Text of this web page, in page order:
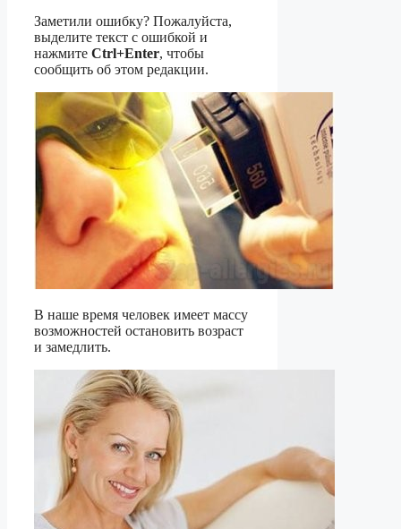
Заметили ошибку? Пожалуйста,
выделите текст с ошибкой и
нажмите Ctrl+Enter, чтобы
сообщить об этом редакции.
В наше время человек имеет массу
возможностей остановить возраст
и замедлить.